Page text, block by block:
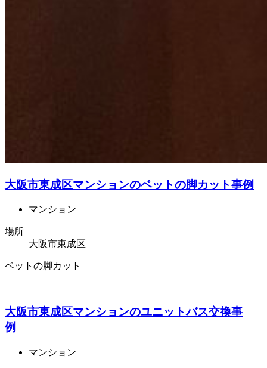
大阪市東成区マンションのベットの脚カット事例
マンション
場所
大阪市東成区
ベットの脚カット
大阪市東成区マンションのユニットバス交換事
例
マンション